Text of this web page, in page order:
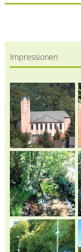
Impressionen